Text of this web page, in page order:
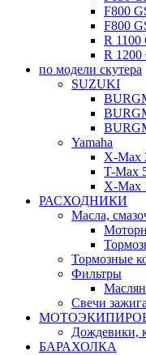
F800
F800
R 1100
R 1200
по модели скутера
SUZUKI
Yamaha
X-Max
T-Max
X-Max
РАСХОДНИКИ
Масла,
Тормозные
Фильтры
Свечи
Дождевики,
БАРАХОЛКА